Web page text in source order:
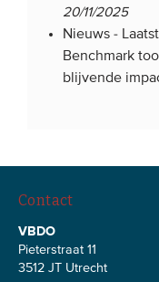
20/11/2025
Nieuws -
Benchmark
blijvende
Contact
VBDO
Pieterstraat 11
3512 JT Utrecht